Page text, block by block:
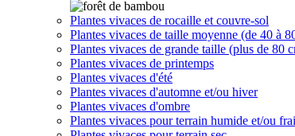
Plantes vivaces de rocaille et couvre-sol
Plantes vivaces de taille moyenne (de 40 à
Plantes vivaces de grande taille (plus de 80
Plantes vivaces de printemps
Plantes vivaces d'été
Plantes vivaces d'automne et/ou hiver
Plantes vivaces d'ombre
Plantes vivaces pour terrain humide et/ou